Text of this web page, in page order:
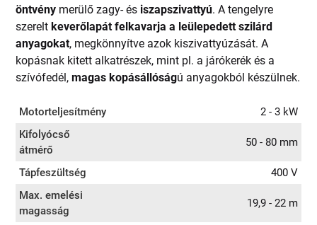
öntvény merülő zagy- és iszapszivattyú. A tengelyre
szereltkeverőlapát felkavarja a leülepedett szilárd
anyagokat, megkönnyítve azok kiszivattyúzását. A
kopásnak kitett alkatrészek, mint pl. a járókerék és a
szívófedél,magas kopásállóságú anyagokból készülnek.
Motorteljesítmény
2 - 3 kW
Kifolyócső
átmérő
50 - 80 mm
Tápfeszültség
400 V
Max. emelési
magasság
19,9 - 22 m